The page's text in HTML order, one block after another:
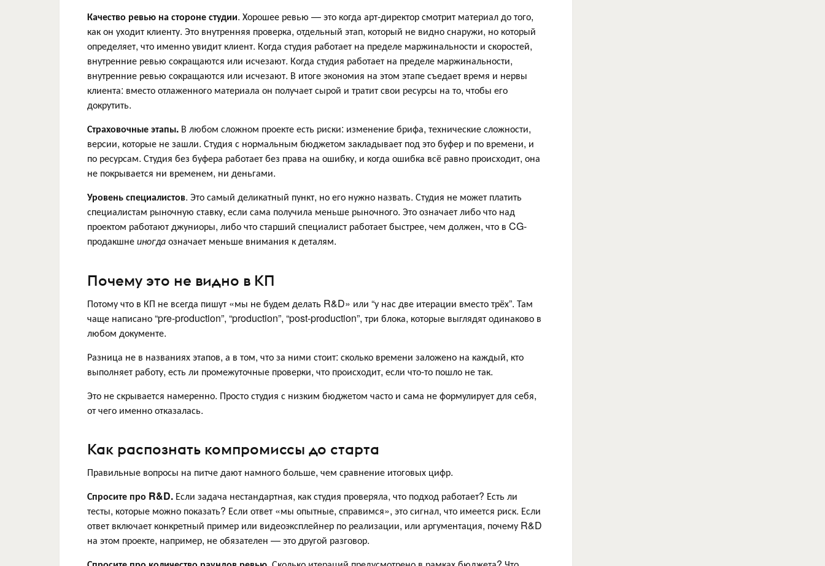
Качество ревью на стороне студии. Хорошее ревью — это когда арт-директор смотрит материал до того,
как он уходит клиенту. Это внутренняя проверка, отдельный этап, который не видно снаружи, но который
определяет, что именно увидит клиент. Когда студия работает на пределе маржинальности и скоростей,
внутренние ревью сокращаются или исчезают. Когда студия работает на пределе маржинальности,
внутренние ревью сокращаются или исчезают. В итоге экономия на этом этапе съедает время и нервы
клиента: вместо отлаженного материала он получает сырой и тратит свои ресурсы на то, чтобы его
докрутить.
Страховочные этапы. В любом сложном проекте есть риски: изменение брифа, технические сложности,
версии, которые не зашли. Студия с нормальным бюджетом закладывает под это буфер и по времени, и
по ресурсам. Студия без буфера работает без права на ошибку, и когда ошибка всё равно происходит, она
не покрывается ни временем, ни деньгами.
Уровень специалистов. Это самый деликатный пункт, но его нужно назвать. Студия не может платить
специалистам рыночную ставку, если сама получила меньше рыночного. Это означает либо что над
проектом работают джуниоры, либо что старший специалист работает быстрее, чем должен, что в CG-
продакшнеиногдаозначает меньше внимания к деталям.
Почему это не видно в КП
Потому что в КП не всегда пишут «мы не будем делать R&D» или “у нас две итерации вместо трёх”. Там
чаще написано “pre-production”, “production”, “post-production”, три блока, которые выглядят одинаково в
любом документе.
Разница не в названиях этапов, а в том, что за ними стоит: сколько времени заложено на каждый, кто
выполняет работу, есть ли промежуточные проверки, что происходит, если что-то пошло не так.
Это не скрывается намеренно. Просто студия с низким бюджетом часто и сама не формулирует для себя,
от чего именно отказалась.
Как распознать компромиссы до старта
Правильные вопросы на питче дают намного больше, чем сравнение итоговых цифр.
Спросите про R&D. Если задача нестандартная, как студия проверяла, что подход работает? Есть ли
тесты, которые можно показать? Если ответ «мы опытные, справимся», это сигнал, что имеется риск. Если
ответ включает конкретный пример или видеоэксплейнер по реализации, или аргументация, почему R&D
на этом проекте, например, не обязателен — это другой разговор.